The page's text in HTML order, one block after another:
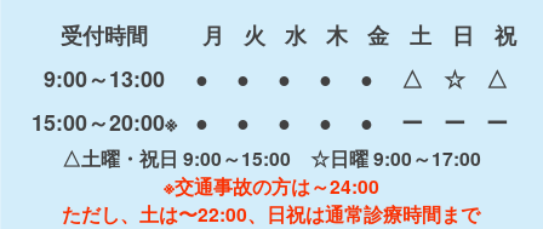
受付時間 月 火 水 木 金 土 日
祝
9:00～13:00
● ● ● ● ● △ ☆
△
15:00～20:00※ ● ● ● ● ● ー ー ー
△土曜・祝日 9:00～15:00 ☆日曜 9:00～17:00
※交通事故の方は～24:00
ただし、土は〜22:00、日祝は通常診療時間まで